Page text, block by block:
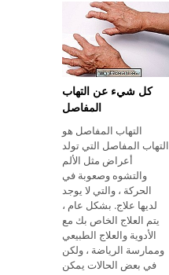
كل شيء عن التهاب
المفاصل
التهاب المفاصل هو
التهاب المفاصل التي تولد
أعراض مثل الألم
والتشوه وصعوبة في
الحركة ، والتي لا يوجد
لديها علاج. بشكل عام ،
يتم العلاج الخاص بك مع
الأدوية والعلاج الطبيعي
وممارسة الرياضة ، ولكن
في بعض الحالات يمكن